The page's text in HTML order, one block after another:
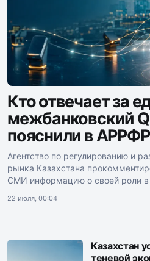
Кто отвечает за
межбанковский
пояснили в АРРФР
Агентство по регулированию и
рынка Казахстана
СМИ информацию о своей роли в
22 июля, 00:04
Казахстан
теневой